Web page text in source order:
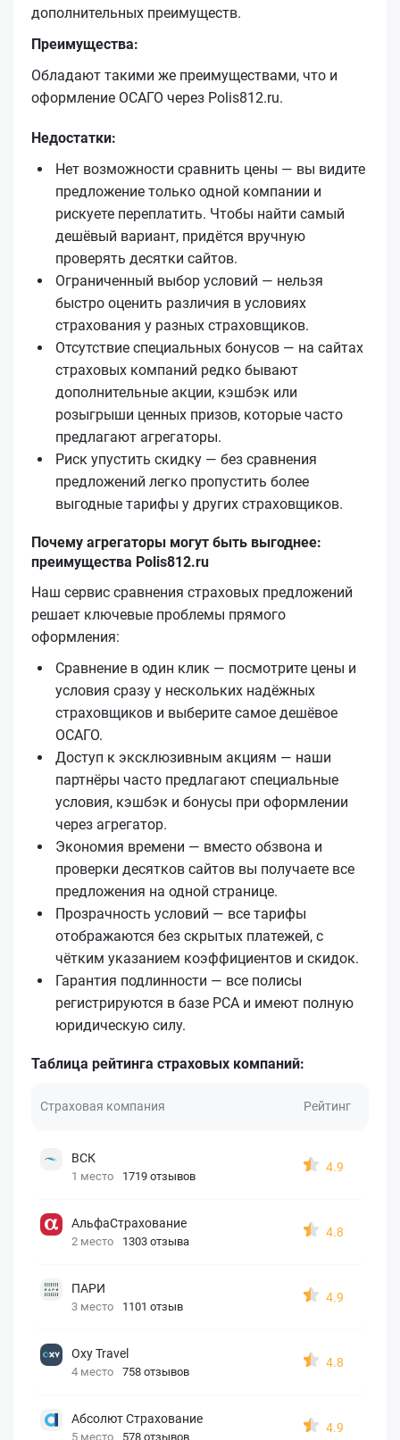
дополнительных преимуществ.
Преимущества:
Обладают такими же преимуществами, что и
оформление ОСАГО через Polis812.ru.
Недостатки:
Нет возможности сравнить цены — вы видите
предложение только одной компании и
рискуете переплатить. Чтобы найти самый
дешёвый вариант, придётся вручную
проверять десятки сайтов.
Ограниченный выбор условий — нельзя
быстро оценить различия в условиях
страхования у разных страховщиков.
Отсутствие специальных бонусов — на сайтах
страховых компаний редко бывают
дополнительные акции, кэшбэк или
розыгрыши ценных призов, которые часто
предлагают агрегаторы.
Риск упустить скидку — без сравнения
предложений легко пропустить более
выгодные тарифы у других страховщиков.
Почему агрегаторы могут быть выгоднее:
преимущества Polis812.ru
Наш сервис сравнения страховых предложений
решает ключевые проблемы прямого
оформления:
Сравнение в один клик — посмотрите цены и
условия сразу у нескольких надёжных
страховщиков и выберите самое дешёвое
ОСАГО.
Доступ к эксклюзивным акциям — наши
партнёры часто предлагают специальные
условия, кэшбэк и бонусы при оформлении
через агрегатор.
Экономия времени — вместо обзвона и
проверки десятков сайтов вы получаете все
предложения на одной странице.
Прозрачность условий — все тарифы
отображаются без скрытых платежей, с
чётким указанием коэффициентов и скидок.
Гарантия подлинности — все полисы
регистрируются в базе РСА и имеют полную
юридическую силу.
Таблица рейтинга страховых компаний:
Страховая компания Рейтинг
ВСК
1 место 1719 отзывов
4.9
АльфаСтрахование
2 место 1303 отзыва
4.8
ПАРИ
3 место 1101 отзыв
4.9
Oxy Travel
4 место 758 отзывов
4.8
Абсолют Страхование
5 место 578 отзывов
4.9